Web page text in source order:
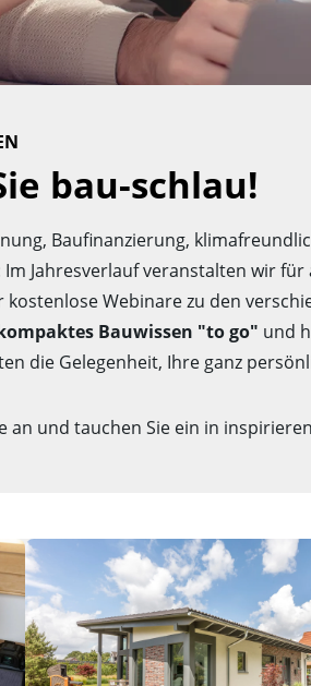
bau-schlau!
Baufinanzierung,
Im Jahresverlauf veranstalten wir
Webinare zu den
Bauwissen "to go" und
die Gelegenheit, Ihre ganz
an und tauchen Sie ein in